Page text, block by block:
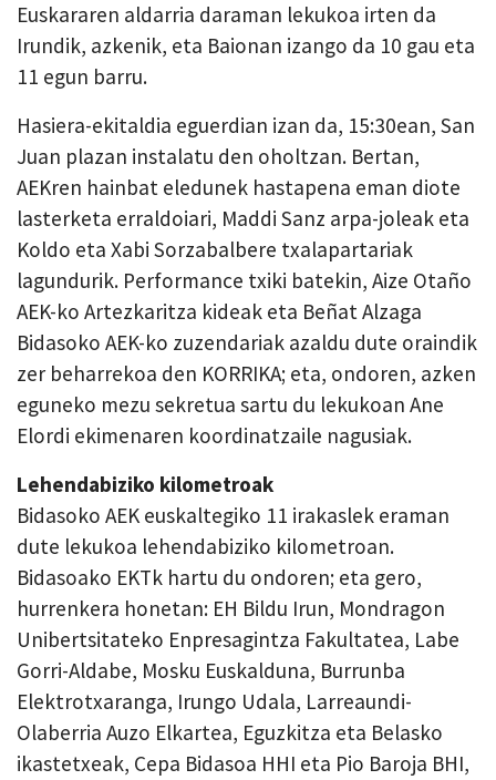
Euskararen aldarria daraman lekukoa irten da
Irundik, azkenik, eta Baionan izango da 10 gau eta
11 egun barru.
Hasiera-ekitaldia eguerdian izan da, 15:30ean, San
Juan plazan instalatu den oholtzan. Bertan,
AEKren hainbat eledunek hastapena eman diote
lasterketa erraldoiari, Maddi Sanz arpa-joleak eta
Koldo eta Xabi Sorzabalbere txalapartariak
lagundurik. Performance txiki batekin, Aize Otaño
AEK-ko Artezkaritza kideak eta Beñat Alzaga
Bidasoko AEK-ko zuzendariak azaldu dute oraindik
zer beharrekoa den KORRIKA; eta, ondoren, azken
eguneko mezu sekretua sartu du lekukoan Ane
Elordi ekimenaren koordinatzaile nagusiak.
Lehendabiziko kilometroak
Bidasoko AEK euskaltegiko 11 irakaslek eraman
dute lekukoa lehendabiziko kilometroan.
Bidasoako EKTk hartu du ondoren; eta gero,
hurrenkera honetan: EH Bildu Irun, Mondragon
Unibertsitateko Enpresagintza Fakultatea, Labe
Gorri-Aldabe, Mosku Euskalduna, Burrunba
Elektrotxaranga, Irungo Udala, Larreaundi-
Olaberria Auzo Elkartea, Eguzkitza eta Belasko
ikastetxeak, Cepa Bidasoa HHI eta Pio Baroja BHI,